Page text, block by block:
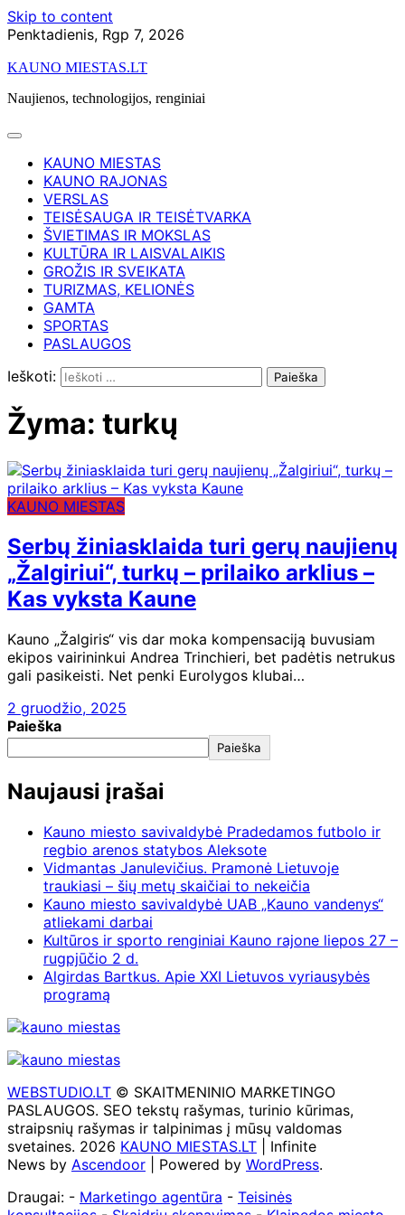
Skip to content
Penktadienis, Rgp 7, 2026
KAUNO MIESTAS.LT
Naujienos, technologijos, renginiai
KAUNO MIESTAS
KAUNO RAJONAS
VERSLAS
TEISĖSAUGA IR TEISĖTVARKA
ŠVIETIMAS IR MOKSLAS
KULTŪRA IR LAISVALAIKIS
GROŽIS IR SVEIKATA
TURIZMAS, KELIONĖS
GAMTA
SPORTAS
PASLAUGOS
Ieškoti:
Žyma: turkų
KAUNO MIESTAS
Serbų žiniasklaida turi gerų naujienų
„Žalgiriui“, turkų – prilaiko arklius –
Kas vyksta Kaune
Kauno „Žalgiris“ vis dar moka kompensaciją buvusiam
ekipos vairininkui Andrea Trinchieri, bet padėtis netrukus
gali pasikeisti. Net penki Eurolygos klubai…
2 gruodžio, 2025
Paieška
Paieška
Naujausi įrašai
Kauno miesto savivaldybė Pradedamos futbolo ir
regbio arenos statybos Aleksote
Vidmantas Janulevičius. Pramonė Lietuvoje
traukiasi – šių metų skaičiai to nekeičia
Kauno miesto savivaldybė UAB „Kauno vandenys“
atliekami darbai
Kultūros ir sporto renginiai Kauno rajone liepos 27 –
rugpjūčio 2 d.
Algirdas Bartkus. Apie XXI Lietuvos vyriausybės
programą
WEBSTUDIO.LT © SKAITMENINIO MARKETINGO
PASLAUGOS. SEO tekstų rašymas, turinio kūrimas,
straipsnių rašymas ir talpinimas į mūsų valdomas
svetaines. 2026 KAUNO MIESTAS.LT | Infinite
News by Ascendoor | Powered by WordPress.
Draugai: - Marketingo agentūra - Teisinės